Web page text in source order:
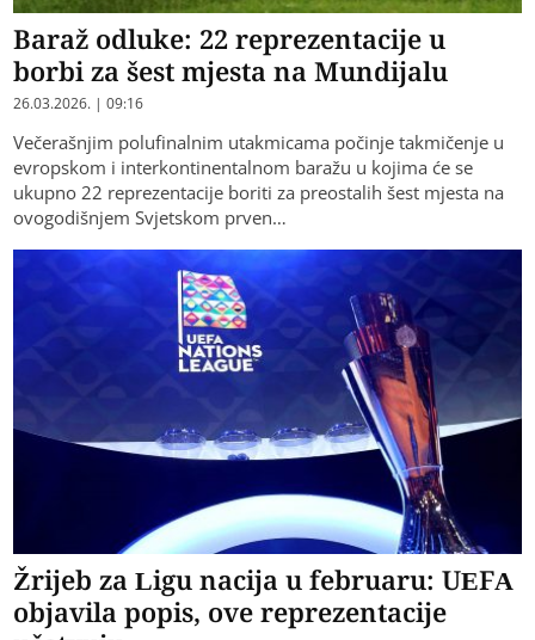
Baraž odluke: 22 reprezentacije u
borbi za šest mjesta na Mundijalu
26.03.2026. | 09:16
Večerašnjim polufinalnim utakmicama počinje takmičenje u
evropskom i interkontinentalnom baražu u kojima će se
ukupno 22 reprezentacije boriti za preostalih šest mjesta na
ovogodišnjem Svjetskom prven…
Žrijeb za Ligu nacija u februaru: UEFA
objavila popis, ove reprezentacije